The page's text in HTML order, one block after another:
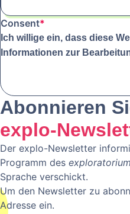
Consent*
Ich willige ein, dass diese
Informationen zur
Abonnieren
explo-
Der explo-Newsletter
Programm des
Sprache verschickt.
Um den Newsletter zu
Adresse ein.